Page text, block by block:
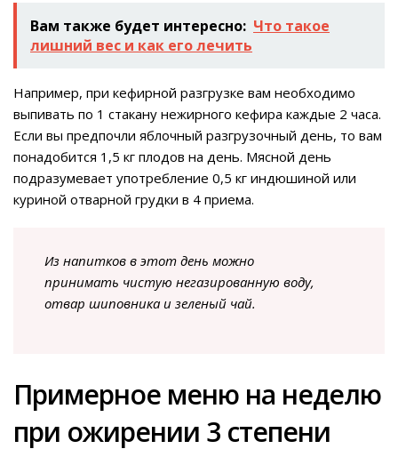
Вам также будет интересно: Что такое
лишний вес и как его лечить
Например, при кефирной разгрузке вам необходимо
выпивать по 1 стакану нежирного кефира каждые 2 часа.
Если вы предпочли яблочный разгрузочный день, то вам
понадобится 1,5 кг плодов на день. Мясной день
подразумевает употребление 0,5 кг индюшиной или
куриной отварной грудки в 4 приема.
Из напитков в этот день можно
принимать чистую негазированную воду,
отвар шиповника и зеленый чай.
Примерное меню на неделю
при ожирении 3 степени